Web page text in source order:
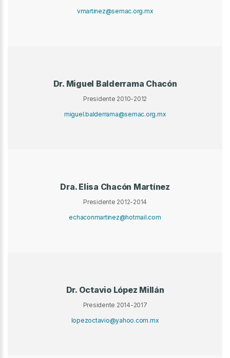
vmartinez@semac.org.mx
Dr. Miguel Balderrama Chacón
Presidente 2010-2012
miguel.balderrama@semac.org.mx
Dra. Elisa Chacón Martínez
Presidente 2012-2014
echaconmartinez@hotmail.com
Dr. Octavio López Millán
Presidente 2014-2017
lopezoctavio@yahoo.com.mx